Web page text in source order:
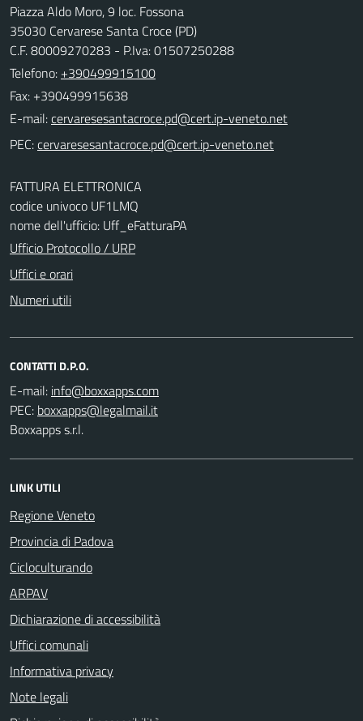
Piazza Aldo Moro, 9 loc. Fossona
35030 Cervarese Santa Croce (PD)
C.F. 80009270283 - P.Iva: 01507250288
Telefono: +390499915100
Fax: +390499915638
E-mail:
PEC:
FATTURA ELETTRONICA
codice univoco UF1LMQ
nome dell'ufficio: Uff_eFatturaPA
Ufficio Protocollo / URP
Uffici e orari
Numeri utili
CONTATTI D.P.O.
E-mail:
PEC:
Boxxapps s.r.l.
LINK UTILI
Regione Veneto
Provincia di Padova
Cicloculturando
ARPAV
Dichiarazione di accessibilità
Uffici comunali
Informativa privacy
Note legali